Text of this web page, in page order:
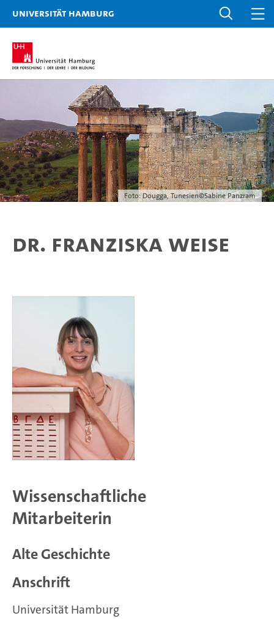
Universität Hamburg
Foto: Dougga, Tunesien©Sabine Panzram
Dr. Franziska Weise
Wissenschaftliche
Mitarbeiterin
Alte Geschichte
Anschrift
Universität Hamburg